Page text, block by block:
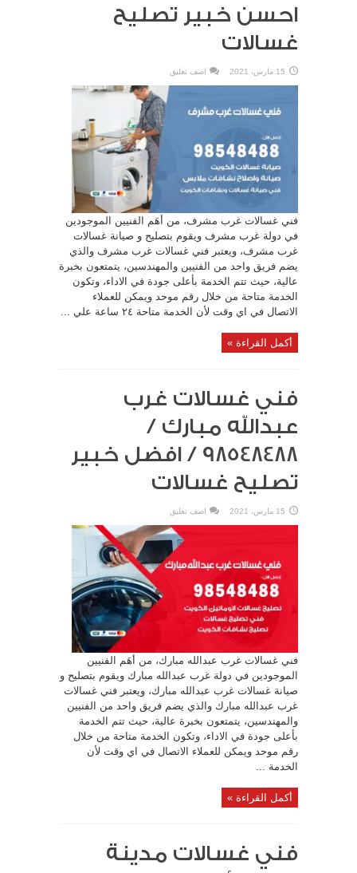
احسن خبير تصليح
غسالات
15 مارس، 2021 اضف تعليق
فني غسالات غرب مشرف، من أهَم الفنيين الموجودين
في دولة غرب مشرف ويقوم بتصليح و صيانة غسالات
غرب مشرف، ويعتبر فني غسالات غرب مشرف والذي
يضم فريق واحد من الفنيين والمهندسين، يتمتعون بخبرة
عالية، حيث تتم الخدمة بأعلى جودة في الاداء، وتكون
الخدمة متاحة من خلال رقم موحد ويمكن للعملاء
الاتصال في اي وقت لأن الخدمة متاحة ٢٤ ساعة علي ...
أكمل القراءة »
فني غسالات غرب
عبدالله مبارك /
98548488 / افضل خبير
تصليح غسالات
15 مارس، 2021 اضف تعليق
فني غسالات غرب عبدالله مبارك، من أهَم الفنيين
الموجودين في دولة غرب عبدالله مبارك ويقوم بتصليح و
صيانة غسالات غرب عبدالله مبارك، ويعتبر فني غسالات
غرب عبدالله مبارك والذي يضم فريق واحد من الفنيين
والمهندسين، يتمتعون بخبرة عالية، حيث تتم الخدمة
بأعلى جودة في الاداء، وتكون الخدمة متاحة من خلال
رقم موحد ويمكن للعملاء الاتصال في اي وقت لأن
الخدمة ...
أكمل القراءة »
فني غسالات مدينة